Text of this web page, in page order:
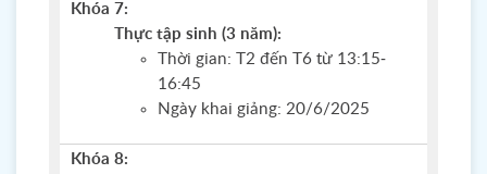
Khóa 7:
Thực tập sinh (3 năm):
Thời gian: T2 đến T6 từ 13:15-
16:45
Ngày khai giảng: 20/6/2025
Khóa 8: